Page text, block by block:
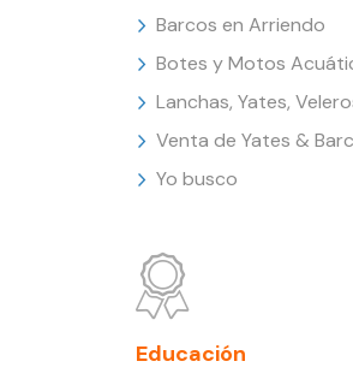
Barcos en Arriendo
Botes y Motos
Lanchas, Yates,
Venta de Yates &
Yo busco
Educación